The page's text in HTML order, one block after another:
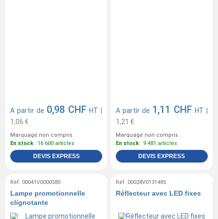
A partir de 0,98 CHF HT
1,06 €
Marquage non compris
En stock: 16 600 articles
DEVIS EXPRESS
A partir de 1,11 CHF HT
1,21 €
Marquage non compris
En stock: 9 481 articles
DEVIS EXPRESS
Réf. 00041V0000580
Lampe promotionnelle
clignotante
Réf. 00028V0131485
Réflecteur avec LED fixes